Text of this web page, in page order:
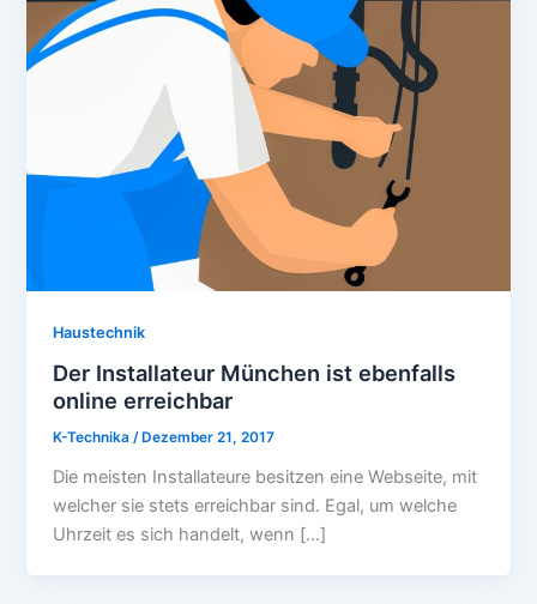
Haustechnik
Der Installateur München ist ebenfalls
online erreichbar
K-Technika/ Dezember 21, 2017
Die meisten Installateure besitzen eine Webseite, mit
welcher sie stets erreichbar sind. Egal, um welche
Uhrzeit es sich handelt, wenn […]